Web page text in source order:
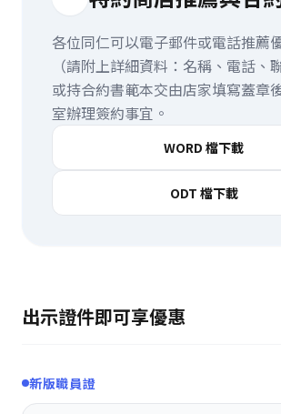
各位同仁可以電子郵件或電話推薦
（請附上詳細資料：名稱、電話、
或持合約書範本交由店家填寫蓋章
室辦理簽約事宜。
WORD 檔下載
ODT 檔下載
出示證件即可享優惠
新版職員證